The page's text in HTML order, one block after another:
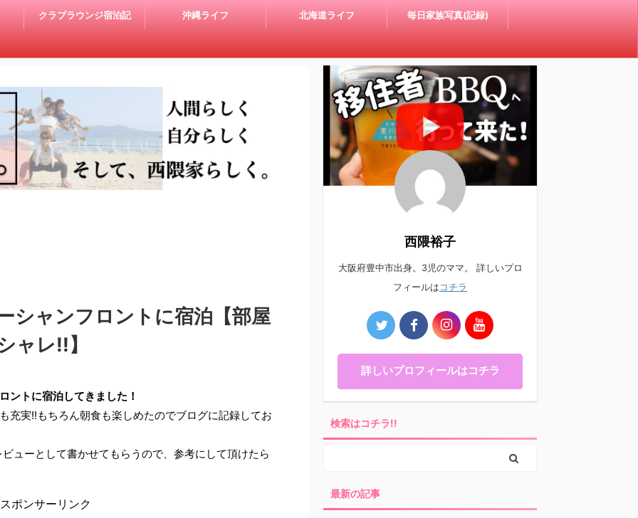
クラブラウンジ宿泊記 沖縄ライフ 北海道ライフ 毎日家族写真(記録)
シャンフロントに宿泊【部屋
ャレ!!】
ントに宿泊してきました！
も充実!!もちろん朝食も楽しめたのでブログに記録してお
ューとして書かせてもらうので、参考にして頂けたら
スポンサーリンク
西隈裕子
大阪府豊中市出身。3児のママ。 詳しいプロ
フィールは コチラ
詳しいプロフィールはコチラ
検索はコチラ!!
最新の記事